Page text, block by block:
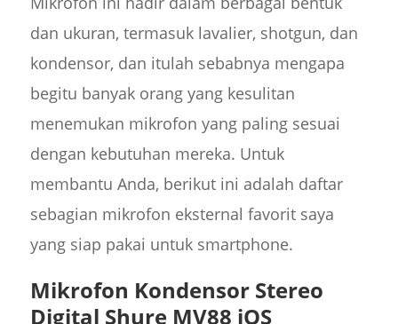
dan ukuran, termasuk lavalier, shotgun, dan
kondensor, dan itulah sebabnya mengapa
begitu banyak orang yang kesulitan
menemukan mikrofon yang paling sesuai
dengan kebutuhan mereka. Untuk
membantu Anda, berikut ini adalah daftar
sebagian mikrofon eksternal favorit saya
yang siap pakai untuk smartphone.
Mikrofon Kondensor Stereo
Digital Shure MV88 iOS